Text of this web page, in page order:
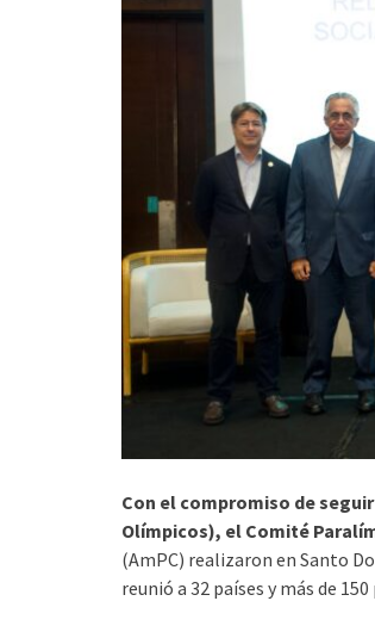
Con el compromiso de
Olímpicos), el Comité
(AmPC) realizaron en Santo
reunió a 32 países y más de